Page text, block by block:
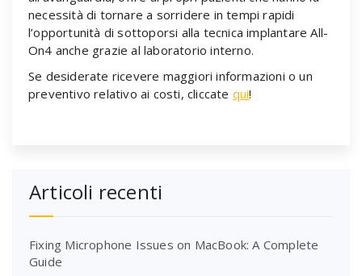
necessità di tornare a sorridere in tempi rapidi
l’opportunità di sottoporsi alla tecnica implantare All-
On4 anche grazie al laboratorio interno.
Se desiderate ricevere maggiori informazioni o un
preventivo relativo ai costi, cliccate qui!
Articoli recenti
Fixing Microphone Issues on MacBook: A Complete
Guide